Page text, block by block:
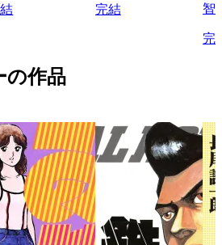
完結
智
完
の作品